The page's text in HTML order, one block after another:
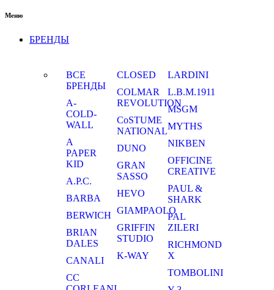
Меню
БРЕНДЫ
ВСЕ
БРЕНДЫ
A-
COLD-
WALL
A
PAPER
KID
A.P.C.
BARBA
BERWICH
BRIAN
DALES
CANALI
CC
CLOSED
COLMAR
REVOLUTION
CoSTUME
NATIONAL
DUNO
GRAN
SASSO
HEVO
GIAMPAOLO
GRIFFIN
STUDIO
K-WAY
LARDINI
L.B.M.1911
MSGM
MYTHS
NIKBEN
OFFICINE
CREATIVE
PAUL &
SHARK
PAL
ZILERI
RICHMOND
X
TOMBOLINI